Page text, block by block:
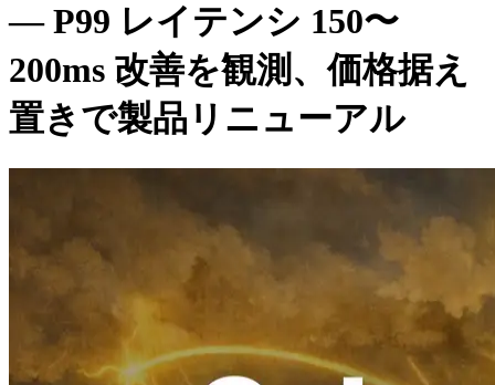
— P99 レイテンシ 150〜
200ms 改善を観測、価格据え
置きで製品リニューアル